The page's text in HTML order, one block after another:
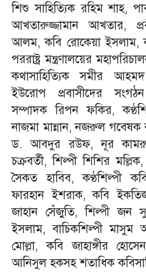
শিশু সাহিত্যিক রহিম শাহ,
আখতারুজ্জামান আখতার,
আলম, কবি রোকেয়া ইসলাম,
পররাষ্ট্র মন্ত্রণালয়ের
কথাসাহিত্যিক সমীর
ইউরোপ প্রবাসীদের
সম্পাদক রিপন ফকির,
নাজমা মান্নান, নজরুল গবেষক
ড. আবদুর রউফ, নূর
চক্রবর্তী, শিল্পী শিশির
সৈকত হাবিব, কণ্ঠশিল্পী
ফারহান ইশরাক, কবি
জাহান সেঁজুতি, শিল্পী জন
ইসলাম, বাচিকশিল্পী
মোল্লা, কবি জাহাঙ্গীর
আনিসুল হকসহ শতাধিক